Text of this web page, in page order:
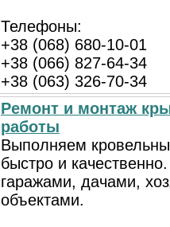
Телефоны:
+38 (068) 680-10-01
+38 (066) 827-64-34
+38 (063) 326-70-34
Ремонт и монтаж
работы
Выполняем
быстро и
гаражами, дачами,
объектами.